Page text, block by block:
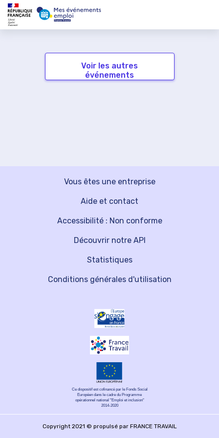
Voir les autres
événements
Vous êtes une entreprise
Découvrir notre API
Aide et contact
Statistiques
Accessibilité : Non conforme
Conditions générales d'utilisation
Ce dispositif est cofinancé par le Fonds Social
Européen dans le cadre du Programme
opérationnel national "Emploi et inclusion"
2014-2020
Copyright 2021 © propulsé par FRANCE TRAVAIL